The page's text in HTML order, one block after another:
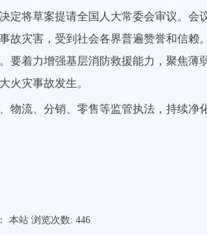
将草案提请全国人大常委会审议。会
灾害，受到社会各界普遍赞誉和信赖
着力增强基层消防救援能力，聚焦薄
火灾事故发生。
流、分销、零售等监管执法，持续净
本站 浏览次数: 446